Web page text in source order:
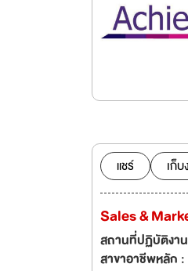
แชร์ เก็
Sales &
สถานที่ปฏิบัติงา
สาขาอาชีพหลัก :